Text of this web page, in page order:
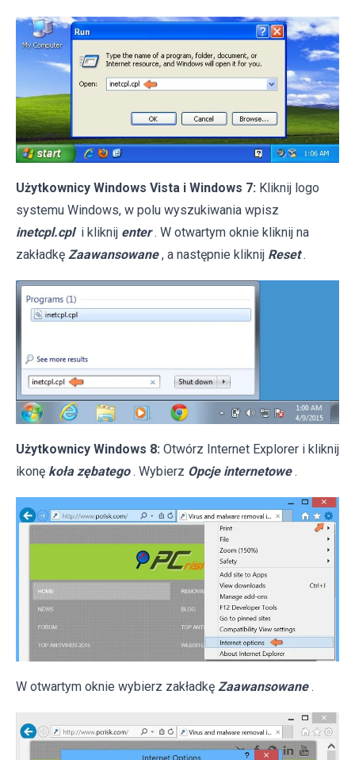
Użytkownicy Windows Vista i Windows 7: Kliknij logo
systemu Windows, w polu wyszukiwania wpisz
inetcpl.cpl i kliknij enter . W otwartym oknie kliknij na
zakładkę Zaawansowane , a następnie kliknij Reset .
Użytkownicy Windows 8: Otwórz Internet Explorer i kliknij
ikonę koła zębatego . Wybierz Opcje internetowe .
W otwartym oknie wybierz zakładkę Zaawansowane .